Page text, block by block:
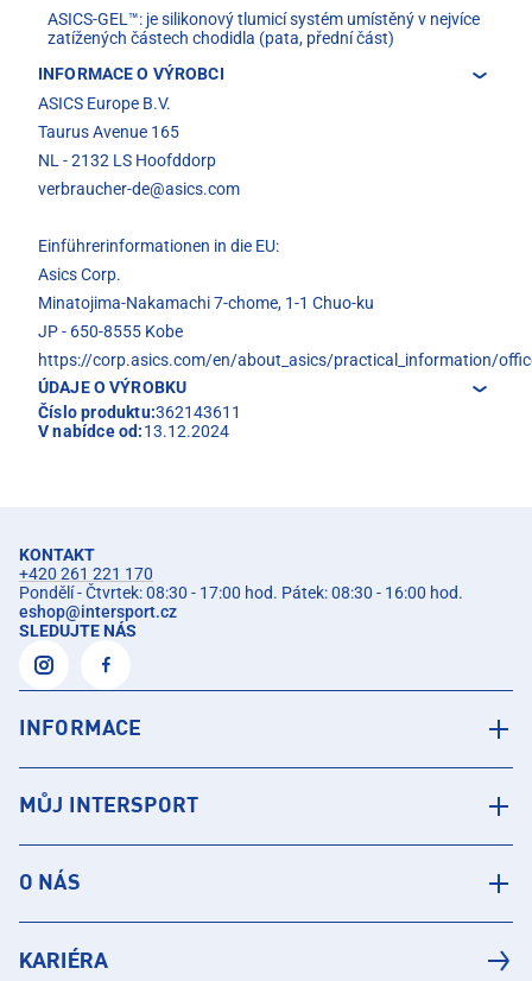
ASICS-GEL™: je silikonový tlumicí systém umístěný v nejvíce
zatížených částech chodidla (pata, přední část)
INFORMACE O VÝROBCI
ASICS Europe B.V.
Taurus Avenue 165
NL - 2132 LS Hoofddorp
verbraucher-de@asics.com
Einführerinformationen in die EU:
Asics Corp.
Minatojima-Nakamachi 7-chome, 1-1 Chuo-ku
JP - 650-8555 Kobe
https://corp.asics.com/en/about_asics/practical_information/
ÚDAJE O VÝROBKU
Číslo produktu:362143611
V nabídce od:13.12.2024
KONTAKT
+420 261 221 170
Pondělí - Čtvrtek: 08:30 - 17:00 hod. Pátek: 08:30 - 16:00 hod.
eshop@intersport.cz
SLEDUJTE NÁS
INFORMACE
MŮJ INTERSPORT
O NÁS
KARIÉRA